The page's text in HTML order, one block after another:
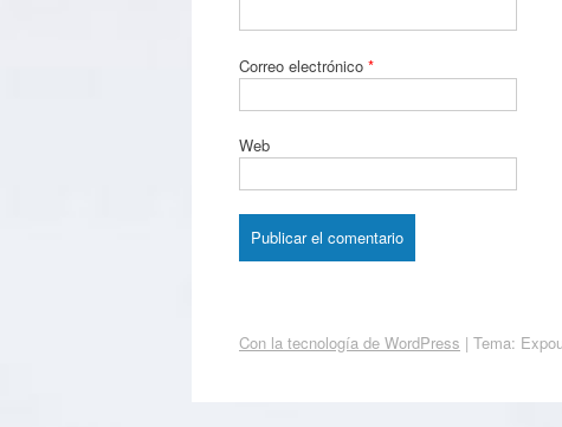
Correo electrónico *
Web
Con la tecnología de WordPress | Tema: